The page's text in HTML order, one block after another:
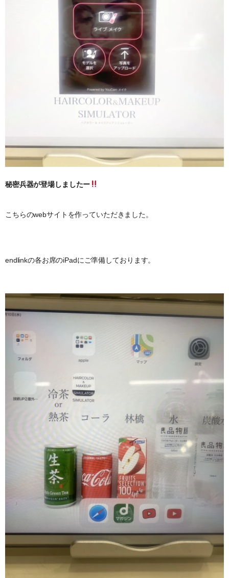
秘密兵器が登場しましたー
こちらのwebサイトを作っていただきました。
endlinkの各お席のiPadにご準備しております。